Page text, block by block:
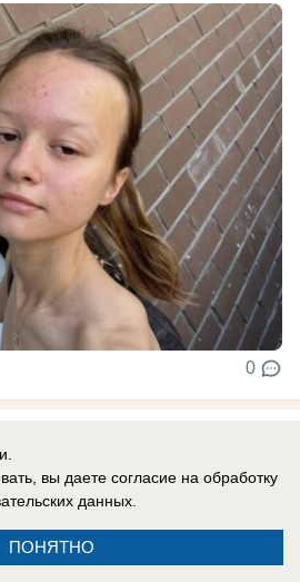
0
на мирных людей»: ВСУ
устройства под
на мирных людей и
вы даете согласие на обработку
данных.
ПОНЯТНО